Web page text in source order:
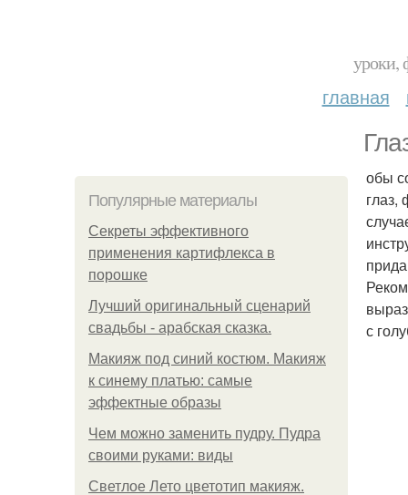
уроки,
главная
Популярные материалы
Секреты эффективного
применения картифлекса в
порошке
Лучший оригинальный сценарий
свадьбы - арабская сказка.
Макияж под синий костюм. Макияж
к синему платью: самые
эффектные образы
Чем можно заменить пудру. Пудра
своими руками: виды
Светлое Лето цветотип макияж.
обы
глаз,
с